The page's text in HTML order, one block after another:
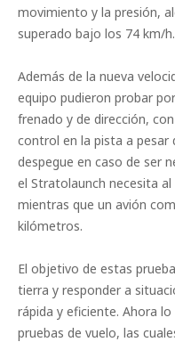
movimiento y la presión,
superado bajo los 74 km/h.
Además de la nueva
equipo pudieron probar
frenado y de dirección,
control en la pista a pesar
despegue en caso de ser
el Stratolaunch necesita
mientras que un avión
kilómetros.
El objetivo de estas
tierra y responder a
rápida y eficiente. Ahora
pruebas de vuelo, las